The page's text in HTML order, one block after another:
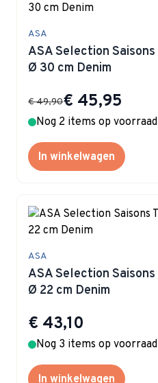
ASA
ASA Selection
Ø 30 cm Denim
Special Price
€ 45,95
€ 49,90
Nog 2 items op voorraad
In winkelwagen
ASA
ASA Selection
Ø 22 cm Denim
€ 43,10
Nog 3 items op voorraad
In winkelwagen